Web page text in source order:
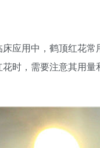
应用中，鹤顶红花常
时，需要注意其用量